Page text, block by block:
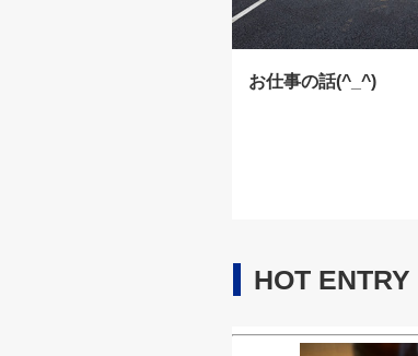
お仕事の話(^_^)
HOT ENTRY